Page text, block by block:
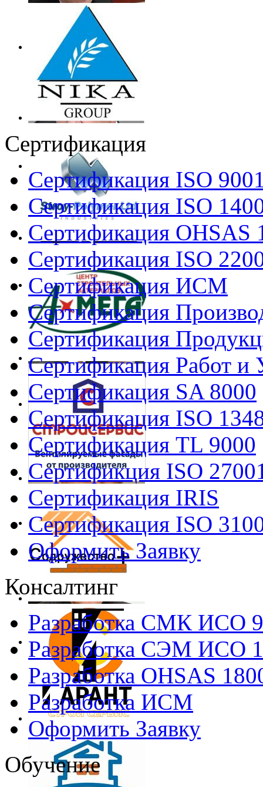
Сертификация
Сертификация ISO
Сертификация ISO
Сертификация OHSAS
Сертификация ISO
Сертификация ИСМ
Сертификация
Сертификация
Сертификация Работ и
Сертификация SA 8000
Сертификация ISO
Сертификация TL 9000
Сертификция ISO
Сертификация IRIS
Сертификация ISO
Оформить Заявку
Консалтинг
Разработка СМК ИСО
Разработка СЭМ ИСО
Разработка OHSAS
Разработка ИСМ
Оформить Заявку
Обучение